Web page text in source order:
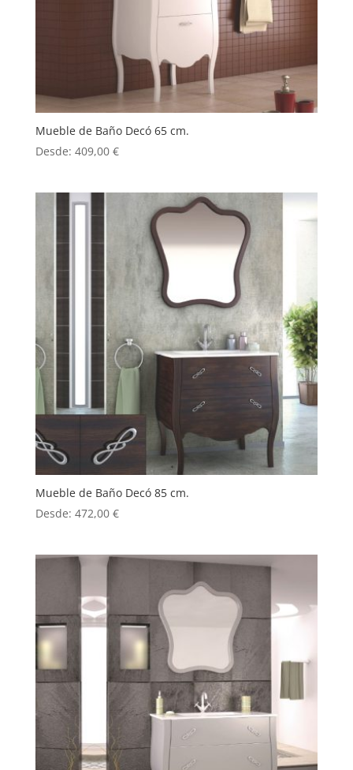
Mueble de Baño Decó 65 cm.
Desde: 409,00 €
Mueble de Baño Decó 85 cm.
Desde: 472,00 €